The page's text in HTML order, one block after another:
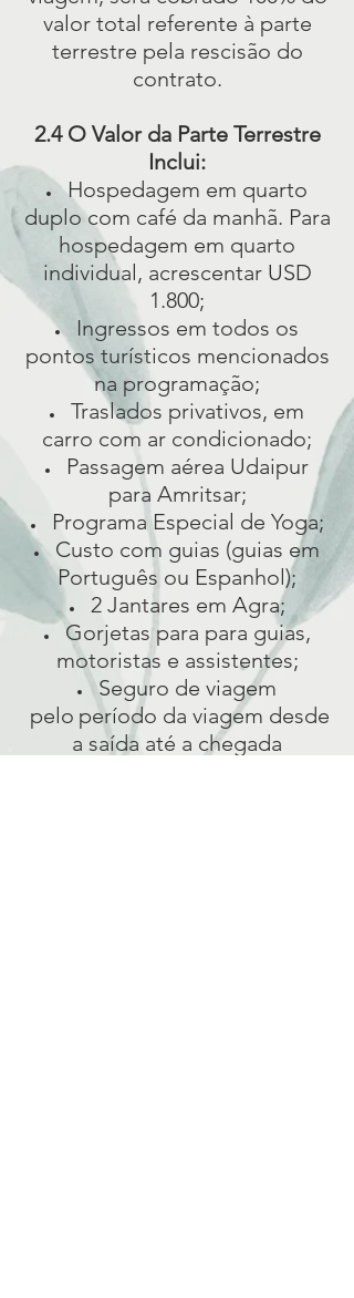
valor total referente à parte
terrestre pela rescisão do
contrato.
2.4 O Valor da Parte Terrestre
Inclui:
Hospedagem em quarto
duplo com café da manhã. Para
hospedagem em quarto
individual, acrescentar USD
1.800;
Ingressos em todos os
pontos turísticos mencionados
na programação;
Traslados privativos, em
carro com ar condicionado;
Passagem aérea Udaipur
para Amritsar;
Programa Especial de Yoga;
Custo com guias (guias em
Português ou Espanhol);
2 Jantares em Agra;
Gorjetas para para guias,
motoristas e assistentes;
Seguro de viagem
pelo período da viagem desde
a saída até a chegada